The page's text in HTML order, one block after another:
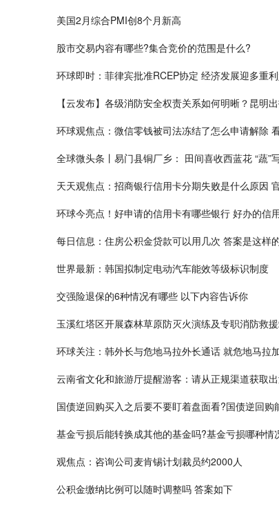
美国2月综合PMI创8个月新高
股市交易内容有哪些?集合竞价的范围是什么?
环球即时：菲律宾批准RCEP协定 经济发展迎多重
【云发布】各级消防安全权责关系如何明晰？昆明
环球观焦点：微信零钱被司法冻结了怎么申请解除
全球微头条丨易门县铜厂乡： 田间喜收西蓝花 “蔬”
天天观焦点：招商银行信用卡分期失败是什么原因
环球今亮点！好申请的信用卡有哪些银行 好办的信
每日信息：住房公积金贷款可以用几次 答案是这样
世界最新：韩国拟制定电动汽车能效等级标识制度
交强险退保的6种情况有哪些 以下内容告诉你
玉溪红塔区开展森林草原防灭火演练及专职消防救
环球关注：韩外长与危地马拉外长通话 就危地马拉
云南省文化和旅游厅提醒游客：请从正规渠道获取
国债逆回购买入之后要不要盯着盘面看?国债逆回购
基金亏损后能转换成其他的基金吗?基金亏损哪种情
观焦点：咨询公司麦肯锡计划裁员约2000人
公积金缴纳比例可以随时调整吗 答案如下